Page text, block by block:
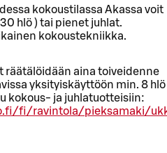
kokoustilassa Akassa voit
hlö ) tai pienet juhlat.
kokoustekniikka.
räätälöidään aina toiveidenne
yksityiskäyttöön min. 8
kokous- ja juhlatuotteisiin:
fi/ravintola/pieksamaki/